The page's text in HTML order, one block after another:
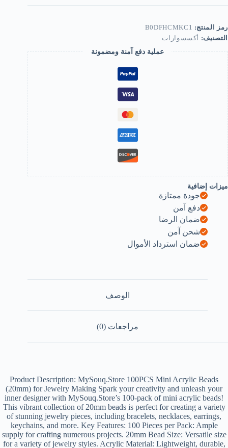
Beads
Beads
for
Jewelry
Bracelets
Necklaces
Earrings
Key
Chains
Accessories
DIY
Crafts
Valentine
Christmas
Birthday
Gifts
Mixed
Color
B0DFHCMKC1
رمز المنتج: B0DFHCMKC1
التصنيف: أكسسوارات
عملية دفع آمنة ومضمونة
ميزات إضافية
جودة ممتازة
دفع آمن
ضمان الرضا
شحن آمن
ضمان استرداد الأموال
الوصف
مراجعات (0)
Product Description: MySouq.Store 100PCS Mini Acrylic Beads
(20mm) for Jewelry Making Spark your creativity and unleash your
inner designer with MySouq.Store’s 100-pack of mini acrylic beads!
This vibrant collection of 20mm beads is perfect for creating a variety
of stunning jewelry pieces, including bracelets, necklaces, earrings,
keychains, and more. Key Features: 100 Pieces per Pack: Ample
supply for crafting numerous projects. 20mm Bead Size: Versatile size
for a variety of jewelry styles. Acrylic Material: Lightweight, durable,